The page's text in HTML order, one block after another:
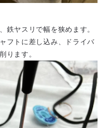
鉄ヤスリで幅を狭めます。
フトに差し込み、ドライバ
ります。